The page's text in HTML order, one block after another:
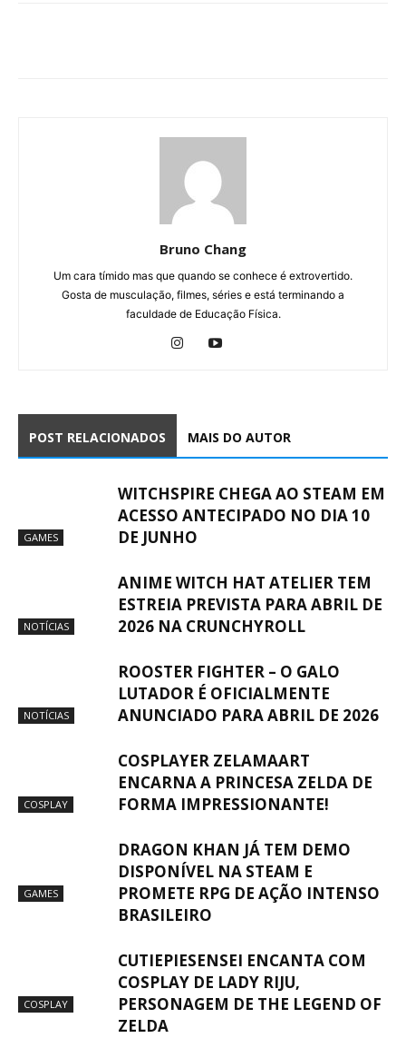
Bruno Chang
Um cara tímido mas que quando se conhece é extrovertido.
Gosta de musculação, filmes, séries e está terminando a
faculdade de Educação Física.
POST RELACIONADOS MAIS DO AUTOR
GAMES
WITCHSPIRE CHEGA AO STEAM EM
ACESSO ANTECIPADO NO DIA 10
DE JUNHO
NOTÍCIAS
ANIME WITCH HAT ATELIER TEM
ESTREIA PREVISTA PARA ABRIL DE
2026 NA CRUNCHYROLL
NOTÍCIAS
ROOSTER FIGHTER – O GALO
LUTADOR É OFICIALMENTE
ANUNCIADO PARA ABRIL DE 2026
COSPLAY
COSPLAYER ZELAMAART
ENCARNA A PRINCESA ZELDA DE
FORMA IMPRESSIONANTE!
GAMES
DRAGON KHAN JÁ TEM DEMO
DISPONÍVEL NA STEAM E
PROMETE RPG DE AÇÃO INTENSO
BRASILEIRO
COSPLAY
CUTIEPIESENSEI ENCANTA COM
COSPLAY DE LADY RIJU,
PERSONAGEM DE THE LEGEND OF
ZELDA